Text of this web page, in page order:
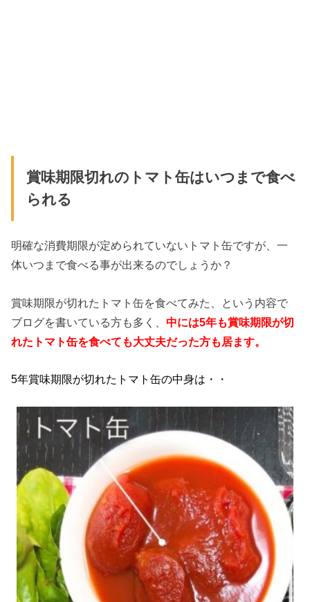
賞味期限切れのトマト缶はいつまで食べ
られる
明確な消費期限が定められていないトマト缶ですが、一
体いつまで食べる事が出来るのでしょうか？
賞味期限が切れたトマト缶を食べてみた、という内容で
ブログを書いている方も多く、中には5年も賞味期限が切
れたトマト缶を食べても大丈夫だった方も居ます。
5年賞味期限が切れたトマト缶の中身は・・